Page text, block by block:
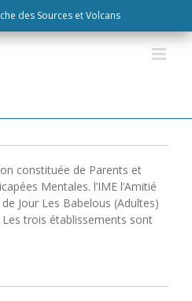
des Sources et Volcans
constituée de Parents et
Mentales. l’IME l’Amitié
Jour Les Babelous (Adultes)
Les trois établissements sont